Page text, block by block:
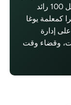
تايمز جايد" و"أو إم تايمز". نالت جائزة أفضل 100 رائد
تعمل ميرا كمعلمة يوغا
إدارة
وقضاء وقت